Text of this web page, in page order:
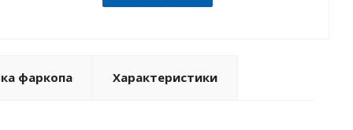
фаркопа Характеристики